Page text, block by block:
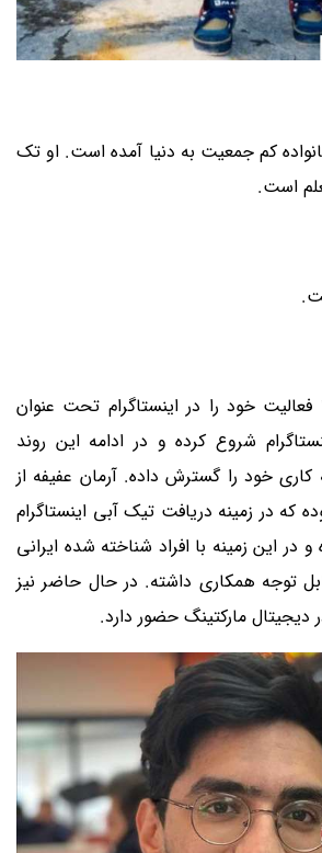
کم جمعیت به دنیا آمده است. او تک
است.
از زمستان سال 1397 فعالیت خود را در اینستاگرام تحت عنوان
شروع کرده و در ادامه این روند
خود را گسترش داده. آرمان عفیفه از
که در زمینه دریافت تیک آبی اینستاگرام
در این زمینه با افراد شناخته شده ایرانی
توجه همکاری داشته. در حال حاضر نیز
دیجیتال مارکتینگ حضور دارد.